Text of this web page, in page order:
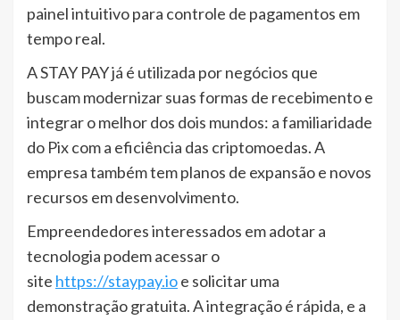
painel intuitivo para controle de pagamentos em
tempo real.
A STAY PAY já é utilizada por negócios que
buscam modernizar suas formas de recebimento e
integrar o melhor dos dois mundos: a familiaridade
do Pix com a eficiência das criptomoedas. A
empresa também tem planos de expansão e novos
recursos em desenvolvimento.
Empreendedores interessados em adotar a
tecnologia podem acessar o
site https://staypay.ioe solicitar uma
demonstração gratuita. A integração é rápida, e a